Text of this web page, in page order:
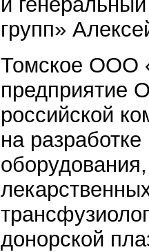
групп»
Томское ООО
российской
на
донорской